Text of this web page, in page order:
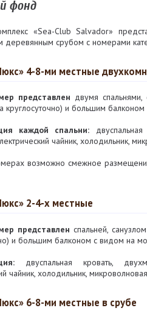
фонд
«Sea-Club Salvador»
деревянным срубом с номерами
4-8-ми местные
представлен двумя спальнями,
круглосуточно) и большим
каждой спальни:
чайник, холодильник,
возможно смежное
2-4-х местные
представлен спальней,
и большим балконом с видом на
двуспальная кровать,
чайник, холодильник,
6-8-ми местные в срубе